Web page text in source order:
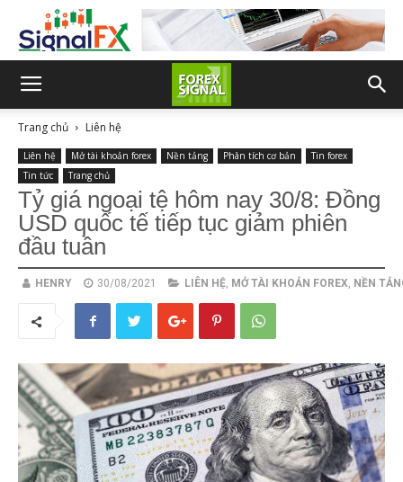
Trang chủ Liên hệ
Liên hệ Mở tài khoản forex Nền tảng Phân tích cơ bản
Tin forex
Tin tức
Trang chủ
Tỷ giá ngoại tệ hôm nay 30/8: Đồng
USD quốc tế tiếp tục giảm phiên
đầu tuần
HENRY 30/08/2021 LIÊN HỆ, MỞ TÀI KHOẢN FOREX, NỀN